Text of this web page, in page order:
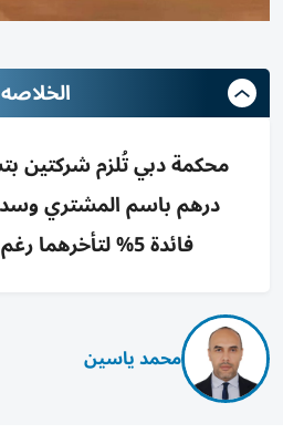
الخلاصه
فائدة 5% لتأخرهما رغم السداد الكامل
محمد ياسين